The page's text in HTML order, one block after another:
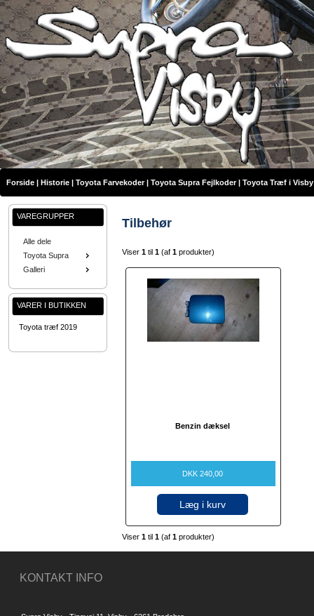
Forside | Historie | Toyota Farvekoder| Toyota Supra Fejlkoder| Toyota Træf i Visby
VAREGRUPPER
Alle dele
Toyota Supra
Galleri
VARER I BUTIKKEN
Toyota træf 2019
Tilbehør
Viser 1 til 1 (af 1 produkter)
Benzin dæksel
DKK 240,00
Læg i kurv
Viser 1 til 1 (af 1 produkter)
KONTAKT INFO